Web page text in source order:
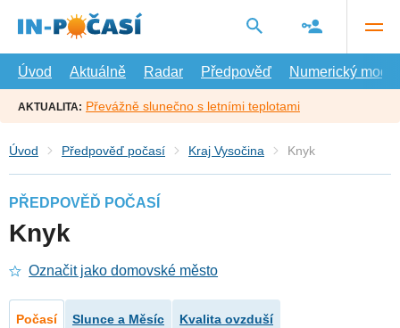
hlavní
Úvod
Aktuálně Radar Předpověď Numerický model
AKTUALITA: Převážně slunečno s letními teplotami
Úvod Předpověď počasí Kraj Vysočina Knyk
PŘEDPOVĚĎ POČASÍ
Knyk
Označit jako domovské město
Počasí Slunce a Měsíc Kvalita ovzduší